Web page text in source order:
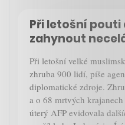
Při letošní pouti
zahynout
Při letošní velké
zhruba 900 lidí, píše
diplomatické zdroje.
a o 68 mrtvých
úterý AFP evidovala